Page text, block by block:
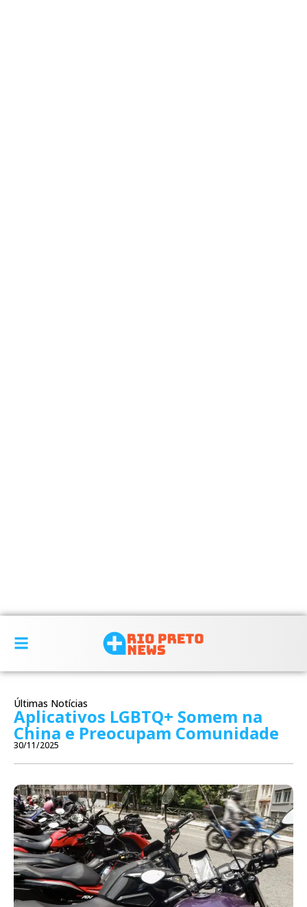
Últimas Notícias
Aplicativos LGBTQ+ Somem na
China e Preocupam Comunidade
30/11/2025